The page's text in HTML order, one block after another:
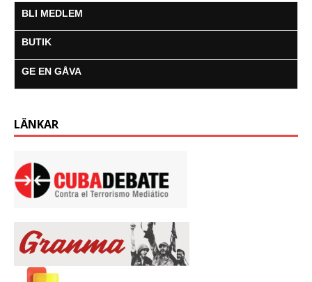
BLI MEDLEM
BUTIK
GE EN GÅVA
LÄNKAR